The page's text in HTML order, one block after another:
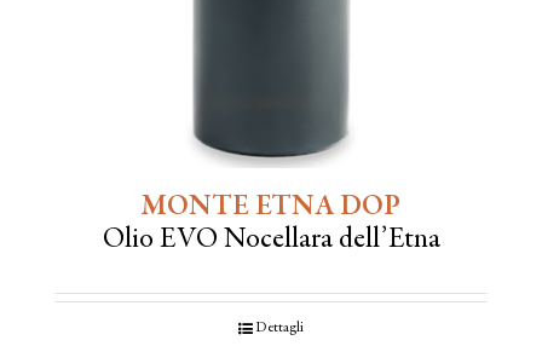
MONTE ETNA DOP
Olio EVO Nocellara dell’Etna
Dettagli